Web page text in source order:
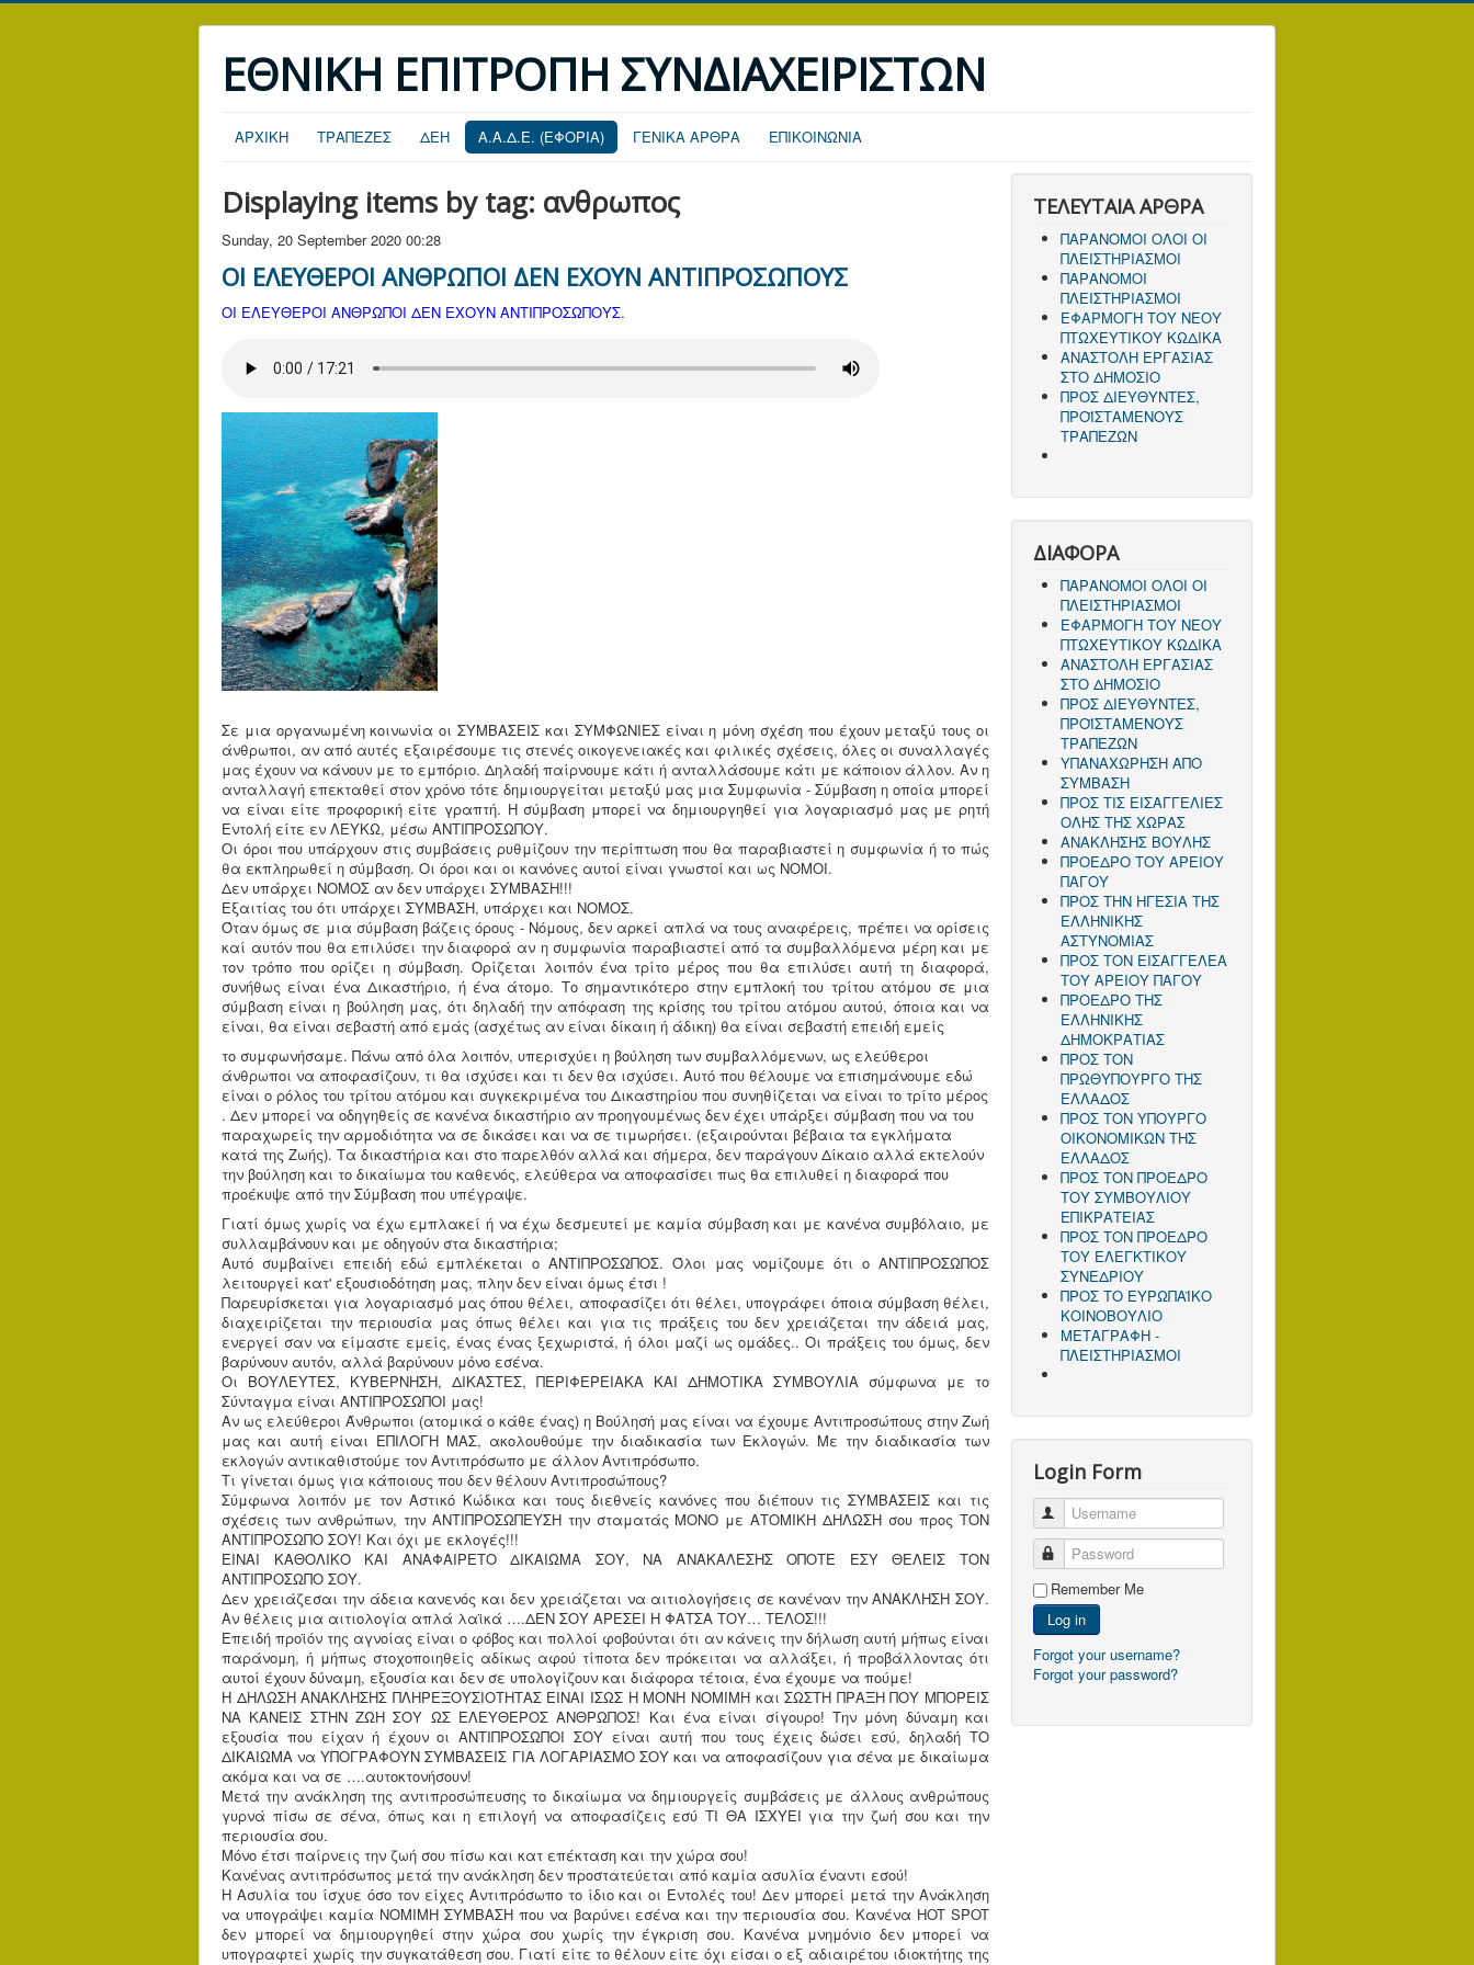
ΕΘΝΙΚΗ ΕΠΙΤΡΟΠΗ ΣΥΝΔΙΑΧΕΙΡΙΣΤΩΝ
ΑΡΧΙΚΗ ΤΡΑΠΕΖΕΣ ΔΕΗ Α.Α.Δ.Ε. (ΕΦΟΡΙΑ) ΓΕΝΙΚΑ ΑΡΘΡΑ ΕΠΙΚΟΙΝΩΝΙΑ
Displaying items by tag: ανθρωπος
Sunday, 20 September 2020 00:28
ΟΙ ΕΛΕΥΘΕΡΟΙ ΑΝΘΡΩΠΟΙ ΔΕΝ ΕΧΟΥΝ ΑΝΤΙΠΡΟΣΩΠΟΥΣ
ΟΙ ΕΛΕΥΘΕΡΟΙ ΑΝΘΡΩΠΟΙ ΔΕΝ ΕΧΟΥΝ ΑΝΤΙΠΡΟΣΩΠΟΥΣ.
Σε μια οργανωμένη κοινωνία οι ΣΥΜΒΑΣΕΙΣ και ΣΥΜΦΩΝΙΕΣ είναι η μόνη σχέση που έχουν μεταξύ τους οι
άνθρωποι, αν από αυτές εξαιρέσουμε τις στενές οικογενειακές και φιλικές σχέσεις, όλες οι συναλλαγές
μας έχουν να κάνουν με το εμπόριο. Δηλαδή παίρνουμε κάτι ή ανταλλάσουμε κάτι με κάποιον άλλον. Αν η
ανταλλαγή επεκταθεί στον χρόνο τότε δημιουργείται μεταξύ μας μια Συμφωνία - Σύμβαση η οποία μπορεί
να είναι είτε προφορική είτε γραπτή. Η σύμβαση μπορεί να δημιουργηθεί για λογαριασμό μας με ρητή
Εντολή είτε εν ΛΕΥΚΩ, μέσω ΑΝΤΙΠΡΟΣΩΠΟΥ.
Οι όροι που υπάρχουν στις συμβάσεις ρυθμίζουν την περίπτωση που θα παραβιαστεί η συμφωνία ή το πώς
θα εκπληρωθεί η σύμβαση. Οι όροι και οι κανόνες αυτοί είναι γνωστοί και ως ΝΟΜΟΙ.
Δεν υπάρχει ΝΟΜΟΣ αν δεν υπάρχει ΣΥΜΒΑΣΗ!!!
Εξαιτίας του ότι υπάρχει ΣΥΜΒΑΣΗ, υπάρχει και ΝΟΜΟΣ.
Όταν όμως σε μια σύμβαση βάζεις όρους - Νόμους, δεν αρκεί απλά να τους αναφέρεις, πρέπει να ορίσεις
καί αυτόν που θα επιλύσει την διαφορά αν η συμφωνία παραβιαστεί από τα συμβαλλόμενα μέρη και με
τον τρόπο που ορίζει η σύμβαση. Ορίζεται λοιπόν ένα τρίτο μέρος που θα επιλύσει αυτή τη διαφορά,
συνήθως είναι ένα Δικαστήριο, ή ένα άτομο. Το σημαντικότερο στην εμπλοκή του τρίτου ατόμου σε μια
σύμβαση είναι η βούληση μας, ότι δηλαδή την απόφαση της κρίσης του τρίτου ατόμου αυτού, όποια και να
είναι, θα είναι σεβαστή από εμάς (ασχέτως αν είναι δίκαιη ή άδικη) θα είναι σεβαστή επειδή εμείς
το συμφωνήσαμε. Πάνω από όλα λοιπόν, υπερισχύει η βούληση των συμβαλλόμενων, ως ελεύθεροι
άνθρωποι να αποφασίζουν, τι θα ισχύσει και τι δεν θα ισχύσει. Αυτό που θέλουμε να επισημάνουμε εδώ
είναι ο ρόλος του τρίτου ατόμου και συγκεκριμένα του Δικαστηρίου που συνηθίζεται να είναι το τρίτο μέρος
. Δεν μπορεί να οδηγηθείς σε κανένα δικαστήριο αν προηγουμένως δεν έχει υπάρξει σύμβαση που να του
παραχωρείς την αρμοδιότητα να σε δικάσει και να σε τιμωρήσει. (εξαιρούνται βέβαια τα εγκλήματα
κατά της Ζωής). Τα δικαστήρια και στο παρελθόν αλλά και σήμερα, δεν παράγουν Δίκαιο αλλά εκτελούν
την βούληση και το δικαίωμα του καθενός, ελεύθερα να αποφασίσει πως θα επιλυθεί η διαφορά που
προέκυψε από την Σύμβαση που υπέγραψε.
Γιατί όμως χωρίς να έχω εμπλακεί ή να έχω δεσμευτεί με καμία σύμβαση και με κανένα συμβόλαιο, με
συλλαμβάνουν και με οδηγούν στα δικαστήρια;
Αυτό συμβαίνει επειδή εδώ εμπλέκεται ο ΑΝΤΙΠΡΟΣΩΠΟΣ. Όλοι μας νομίζουμε ότι ο ΑΝΤΙΠΡΟΣΩΠΟΣ
λειτουργεί κατ' εξουσιοδότηση μας, πλην δεν είναι όμως έτσι !
Παρευρίσκεται για λογαριασμό μας όπου θέλει, αποφασίζει ότι θέλει, υπογράφει όποια σύμβαση θέλει,
διαχειρίζεται την περιουσία μας όπως θέλει και για τις πράξεις του δεν χρειάζεται την άδειά μας,
ενεργεί σαν να είμαστε εμείς, ένας ένας ξεχωριστά, ή όλοι μαζί ως ομάδες.. Οι πράξεις του όμως, δεν
βαρύνουν αυτόν, αλλά βαρύνουν μόνο εσένα.
Οι ΒΟΥΛΕΥΤΕΣ, ΚΥΒΕΡΝΗΣΗ, ΔΙΚΑΣΤΕΣ, ΠΕΡΙΦΕΡΕΙΑΚΑ ΚΑΙ ΔΗΜΟΤΙΚΑ ΣΥΜΒΟΥΛΙΑ σύμφωνα με το
Σύνταγμα είναι ΑΝΤΙΠΡΟΣΩΠΟΙ μας!
Αν ως ελεύθεροι Άνθρωποι (ατομικά ο κάθε ένας) η Βούλησή μας είναι να έχουμε Αντιπροσώπους στην Ζωή
μας και αυτή είναι ΕΠΙΛΟΓΗ ΜΑΣ, ακολουθούμε την διαδικασία των Εκλογών. Με την διαδικασία των
εκλογών αντικαθιστούμε τον Αντιπρόσωπο με άλλον Αντιπρόσωπο.
Τι γίνεται όμως για κάποιους που δεν θέλουν Αντιπροσώπους?
Σύμφωνα λοιπόν με τον Αστικό Κώδικα και τους διεθνείς κανόνες που διέπουν τις ΣΥΜΒΑΣΕΙΣ και τις
σχέσεις των ανθρώπων, την ΑΝΤΙΠΡΟΣΩΠΕΥΣΗ την σταματάς ΜΟΝΟ με ΑΤΟΜΙΚΗ ΔΗΛΩΣΗ σου προς ΤΟΝ
ΑΝΤΙΠΡΟΣΩΠΟ ΣΟΥ! Και όχι με εκλογές!!!
ΕΙΝΑΙ ΚΑΘΟΛΙΚΟ ΚΑΙ ΑΝΑΦΑΙΡΕΤΟ ΔΙΚΑΙΩΜΑ ΣΟΥ, ΝΑ ΑΝΑΚΑΛΕΣΗΣ ΟΠΟΤΕ ΕΣΥ ΘΕΛΕΙΣ ΤΟΝ
ΑΝΤΙΠΡΟΣΩΠΟ ΣΟΥ.
Δεν χρειάζεσαι την άδεια κανενός και δεν χρειάζεται να αιτιολογήσεις σε κανέναν την ΑΝΑΚΛΗΣΗ ΣΟΥ.
Αν θέλεις μια αιτιολογία απλά λαϊκά ….ΔΕΝ ΣΟΥ ΑΡΕΣΕΙ Η ΦΑΤΣΑ ΤΟΥ… ΤΕΛΟΣ!!!
Επειδή προϊόν της αγνοίας είναι ο φόβος και πολλοί φοβούνται ότι αν κάνεις την δήλωση αυτή μήπως είναι
παράνομη, ή μήπως στοχοποιηθείς αδίκως αφού τίποτα δεν πρόκειται να αλλάξει, ή προβάλλοντας ότι
αυτοί έχουν δύναμη, εξουσία και δεν σε υπολογίζουν και διάφορα τέτοια, ένα έχουμε να πούμε!
Η ΔΗΛΩΣΗ ΑΝΑΚΛΗΣΗΣ ΠΛΗΡΕΞΟΥΣΙΟΤΗΤΑΣ ΕΙΝΑΙ ΙΣΩΣ Η ΜΟΝΗ ΝΟΜΙΜΗ και ΣΩΣΤΗ ΠΡΑΞΗ ΠΟΥ ΜΠΟΡΕΙΣ
ΝΑ ΚΑΝΕΙΣ ΣΤΗΝ ΖΩΗ ΣΟΥ ΩΣ ΕΛΕΥΘΕΡΟΣ ΑΝΘΡΩΠΟΣ! Και ένα είναι σίγουρο! Την μόνη δύναμη και
εξουσία που είχαν ή έχουν οι ΑΝΤΙΠΡΟΣΩΠΟΙ ΣΟΥ είναι αυτή που τους έχεις δώσει εσύ, δηλαδή ΤΟ
ΔΙΚΑΙΩΜΑ να ΥΠΟΓΡΑΦΟΥΝ ΣΥΜΒΑΣΕΙΣ ΓΙΑ ΛΟΓΑΡΙΑΣΜΟ ΣΟΥ και να αποφασίζουν για σένα με δικαίωμα
ακόμα και να σε ….αυτοκτονήσουν!
Μετά την ανάκληση της αντιπροσώπευσης το δικαίωμα να δημιουργείς συμβάσεις με άλλους ανθρώπους
γυρνά πίσω σε σένα, όπως και η επιλογή να αποφασίζεις εσύ ΤΙ ΘΑ ΙΣΧΥΕΙ για την ζωή σου και την
περιουσία σου.
Μόνο έτσι παίρνεις την ζωή σου πίσω και κατ επέκταση και την χώρα σου!
Κανένας αντιπρόσωπος μετά την ανάκληση δεν προστατεύεται από καμία ασυλία έναντι εσού!
Η Ασυλία του ίσχυε όσο τον είχες Αντιπρόσωπο το ίδιο και οι Εντολές του! Δεν μπορεί μετά την Ανάκληση
να υπογράψει καμία ΝΟΜΙΜΗ ΣΥΜΒΑΣΗ που να βαρύνει εσένα και την περιουσία σου. Κανένα HOT SPOT
δεν μπορεί να δημιουργηθεί στην χώρα σου χωρίς την έγκριση σου. Κανένα μνημόνιο δεν μπορεί να
υπογραφτεί χωρίς την συγκατάθεση σου. Γιατί είτε το θέλουν είτε όχι είσαι ο εξ αδιαιρέτου ιδιοκτήτης της
ΤΕΛΕΥΤΑΙΑ ΑΡΘΡΑ
ΠΑΡΑΝΟΜΟΙ ΟΛΟΙ ΟΙ
ΠΛΕΙΣΤΗΡΙΑΣΜΟΙ
ΠΑΡΑΝΟΜΟΙ
ΠΛΕΙΣΤΗΡΙΑΣΜΟΙ
ΕΦΑΡΜΟΓΗ ΤΟΥ ΝΕΟΥ
ΠΤΩΧΕΥΤΙΚΟΥ ΚΩΔΙΚΑ
ΑΝΑΣΤΟΛΗ ΕΡΓΑΣΙΑΣ
ΣΤΟ ΔΗΜΟΣΙΟ
ΠΡΟΣ ΔΙΕΥΘΥΝΤΕΣ,
ΠΡΟΪΣΤΑΜΕΝΟΥΣ
ΤΡΑΠΕΖΩΝ
ΔΙΑΦΟΡΑ
ΠΑΡΑΝΟΜΟΙ ΟΛΟΙ ΟΙ
ΠΛΕΙΣΤΗΡΙΑΣΜΟΙ
ΕΦΑΡΜΟΓΗ ΤΟΥ ΝΕΟΥ
ΠΤΩΧΕΥΤΙΚΟΥ ΚΩΔΙΚΑ
ΑΝΑΣΤΟΛΗ ΕΡΓΑΣΙΑΣ
ΣΤΟ ΔΗΜΟΣΙΟ
ΠΡΟΣ ΔΙΕΥΘΥΝΤΕΣ,
ΠΡΟΪΣΤΑΜΕΝΟΥΣ
ΤΡΑΠΕΖΩΝ
ΥΠΑΝΑΧΩΡΗΣΗ ΑΠΟ
ΣΥΜΒΑΣΗ
ΠΡΟΣ ΤΙΣ ΕΙΣΑΓΓΕΛΙΕΣ
ΟΛΗΣ ΤΗΣ ΧΩΡΑΣ
ΑΝΑΚΛΗΣΗΣ ΒΟΥΛΗΣ
ΠΡΟΕΔΡΟ ΤΟΥ ΑΡΕΙΟΥ
ΠΑΓΟΥ
ΠΡΟΣ ΤΗΝ ΗΓΕΣΙΑ ΤΗΣ
ΕΛΛΗΝΙΚΗΣ
ΑΣΤΥΝΟΜΙΑΣ
ΠΡΟΣ ΤΟΝ ΕΙΣΑΓΓΕΛΕΑ
ΤΟΥ ΑΡΕΙΟΥ ΠΑΓΟΥ
ΠΡΟΕΔΡΟ ΤΗΣ
ΕΛΛΗΝΙΚΗΣ
ΔΗΜΟΚΡΑΤΙΑΣ
ΠΡΟΣ ΤΟΝ
ΠΡΩΘΥΠΟΥΡΓΟ ΤΗΣ
ΕΛΛΑΔΟΣ
ΠΡΟΣ TΟΝ ΥΠΟΥΡΓΟ
ΟΙΚΟΝΟΜΙΚΩΝ ΤΗΣ
ΕΛΛΑΔΟΣ
ΠΡΟΣ ΤΟΝ ΠΡΟΕΔΡΟ
ΤΟΥ ΣΥΜΒΟΥΛΙΟΥ
ΕΠΙΚΡΑΤΕΙΑΣ
ΠΡΟΣ ΤΟΝ ΠΡΟΕΔΡΟ
ΤΟΥ ΕΛΕΓΚΤΙΚΟΥ
ΣΥΝΕΔΡΙΟΥ
ΠΡΟΣ ΤΟ ΕΥΡΩΠΑΪΚΟ
ΚΟΙΝΟΒΟΥΛΙΟ
ΜΕΤΑΓΡΑΦΗ -
ΠΛΕΙΣΤΗΡΙΑΣΜΟΙ
Login Form
Username
Password
Remember Me
Log in
Forgot your username?
Forgot your password?